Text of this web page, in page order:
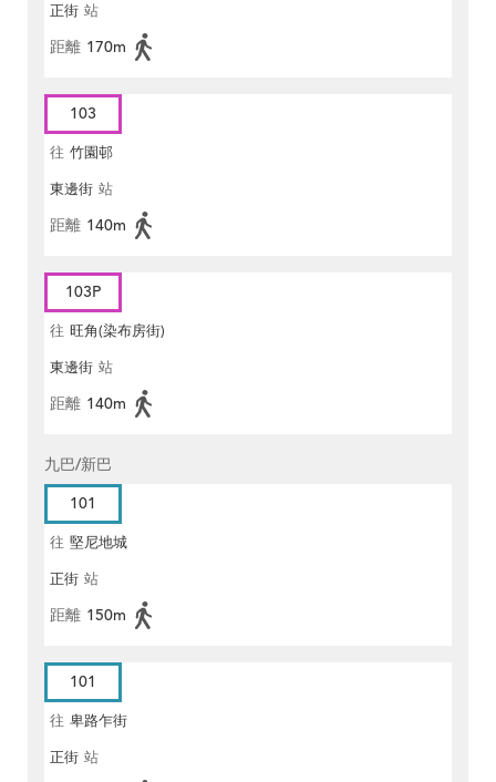
正街 站
距離 170m
103
往 竹園邨
東邊街 站
距離 140m
103P
往 旺角(染布房街)
東邊街 站
距離 140m
九巴/新巴
101
往 堅尼地城
正街 站
距離 150m
101
往 卑路乍街
正街 站